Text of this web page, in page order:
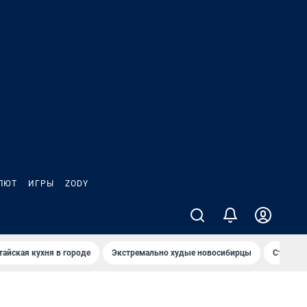
ИГРЫ ZODY
кухня в городе Экстремально худые новосибирцы Старт